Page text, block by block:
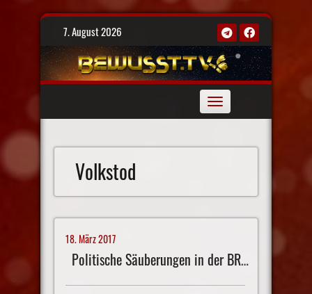
Skip
7. August 2026
Toggle
navigation
Volkstod
18. März 2017
Politische Säuberungen in der BRD?